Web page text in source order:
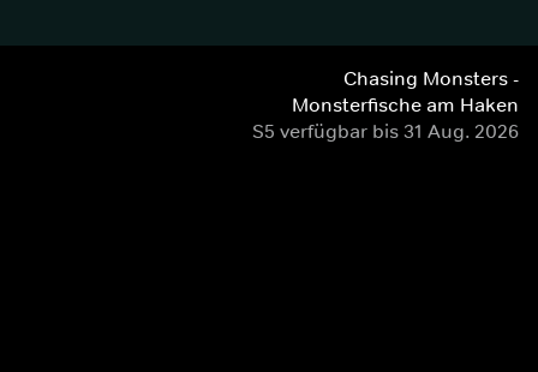
Chasing Monsters -
Monsterfische am Haken
S5 verfügbar bis 31 Aug. 2026